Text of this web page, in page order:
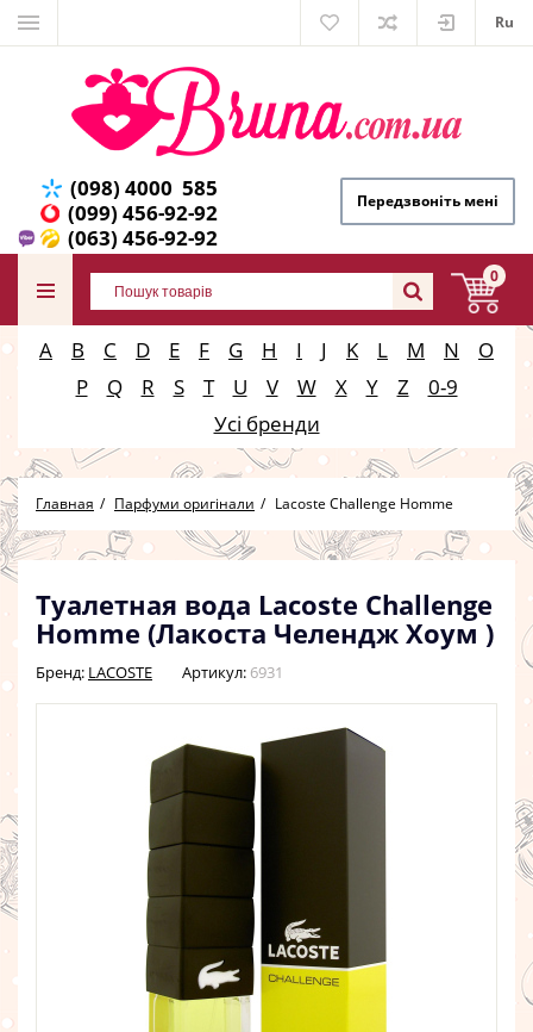
Ru
(098) 4000 585
(099) 456-92-92
(063) 456-92-92
Передзвоніть мені
0
A B C D E F G H I J K L M N
O
P
Q R S T U V W X Y Z
0-9
Усі бренди
Главная Парфуми оригінали Lacoste Challenge Homme
Туалетная вода Lacoste Challenge
Homme (Лакоста Челендж Хоум )
Бренд: LACOSTE Артикул: 6931